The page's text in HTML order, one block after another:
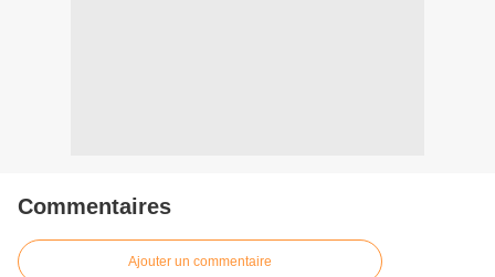
Commentaires
Ajouter un commentaire